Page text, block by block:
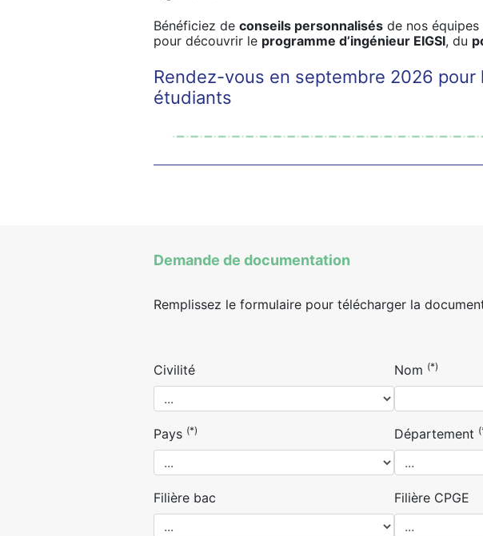
Bénéficiez de conseils personnalisés de nos
pour découvrir le programme d’ingénieur EIGSI, du
Rendez-vous en septembre 2026 pour
étudiants
Demande de documentation
Remplissez le formulaire pour télécharger la
Civilité Nom (*)
Pays (*) Département
Filière bac Filière CPGE